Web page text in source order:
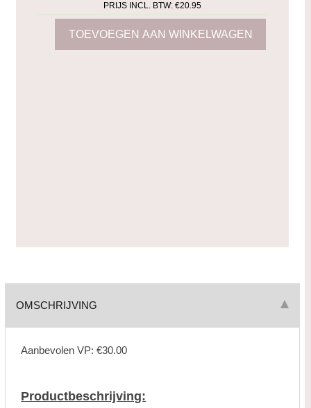
PRIJS INCL. BTW:€20.95
OMSCHRIJVING
Aanbevolen VP: €30.00
Productbeschrijving: